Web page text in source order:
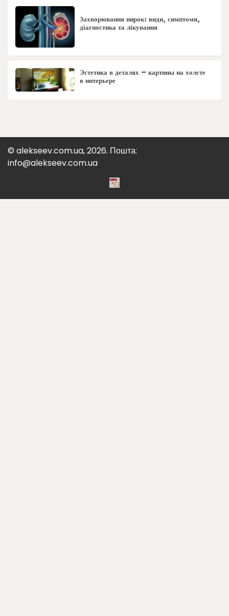
Захворювання нирок: види, симптоми,
діагностика та лікування
Эстетика в деталях – картины на холсте
в интерьере
© alekseev.com.ua, 2026. Пошта:
info@alekseev.com.ua